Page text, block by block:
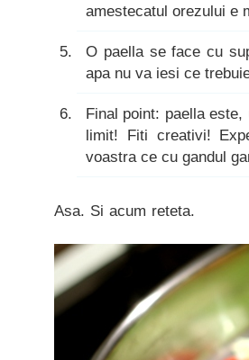
amestecatul orezului e
O paella se face cu
apa nu va iesi ce
Final point: paella
limit! Fiti creativi!
voastra ce cu gandul
Asa. Si acum reteta.